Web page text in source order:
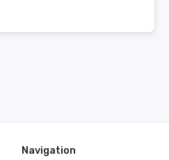
Navigation